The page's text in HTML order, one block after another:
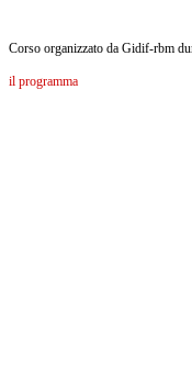
Corso organizzato da Gidif-rbm
il programma